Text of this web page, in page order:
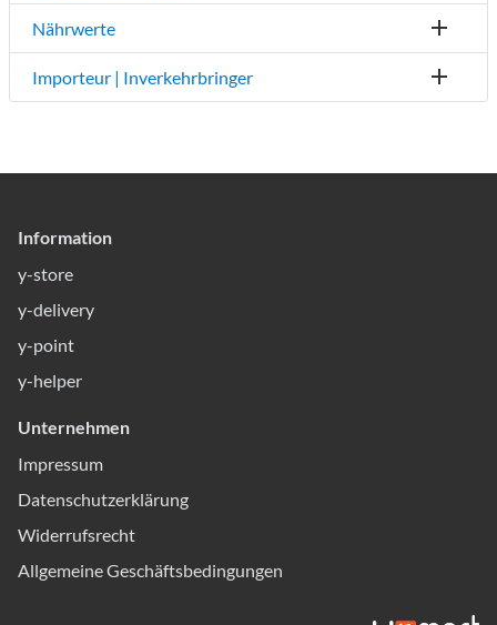
Nährwerte
Importeur | Inverkehrbringer
Information
y-store
y-delivery
y-point
y-helper
Unternehmen
Impressum
Datenschutzerklärung
Widerrufsrecht
Allgemeine Geschäftsbedingungen